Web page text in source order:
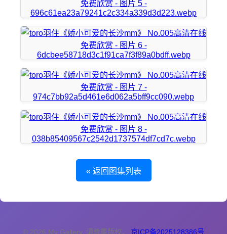
« 返回图集列表
© 2026 My Gallery. 请尊重版权。 京ICP备2025128386号